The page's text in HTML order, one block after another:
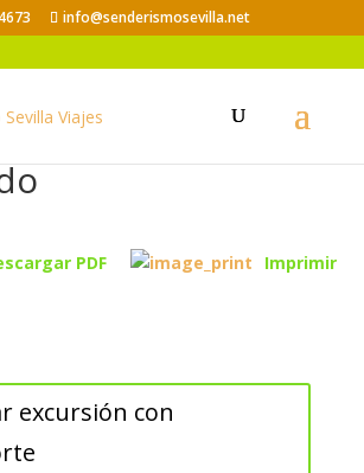
info@senderismosevilla.net
en la Palma del
PDF Imprimir
excursión con